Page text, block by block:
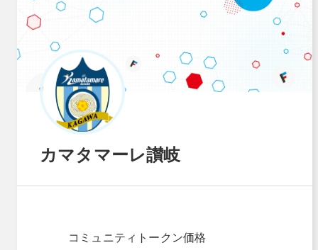
カマタマーレ讃岐
コミュニティトークン価格